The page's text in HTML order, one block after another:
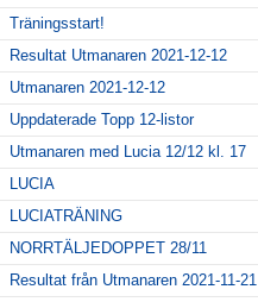
Träningsstart!
Resultat Utmanaren 2021-12-12
Utmanaren 2021-12-12
Uppdaterade Topp 12-listor
Utmanaren med Lucia 12/12 kl. 17
LUCIA
LUCIATRÄNING
NORRTÄLJEDOPPET 28/11
Resultat från Utmanaren 2021-11-21